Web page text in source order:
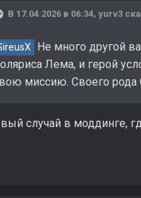
В 17.04.2026 в 06:34, yurv3
Не много другой
Лема, и герой
миссию. Своего рода
случай в моддинге,